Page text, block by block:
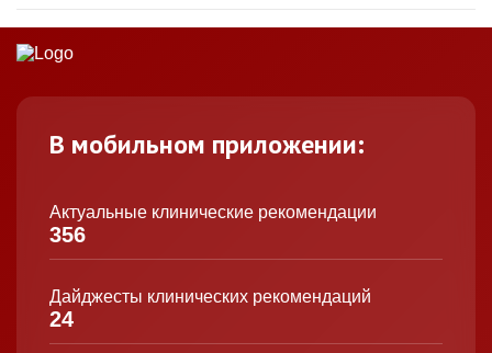
В мобильном приложении:
Актуальные клинические рекомендации
356
Дайджесты клинических рекомендаций
24